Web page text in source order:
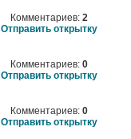
Комментариев: 2
Отправить открытку
Комментариев: 0
Отправить открытку
Комментариев: 0
Отправить открытку